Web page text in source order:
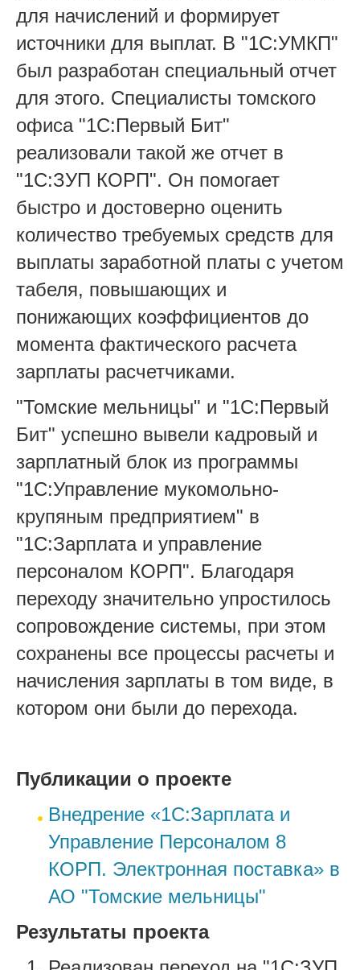
для начислений и формирует
источники для выплат. В "1С:УМКП"
был разработан специальный отчет
для этого. Специалисты томского
офиса "1С:Первый Бит"
реализовали такой же отчет в
"1С:ЗУП КОРП". Он помогает
быстро и достоверно оценить
количество требуемых средств для
выплаты заработной платы с учетом
табеля, повышающих и
понижающих коэффициентов до
момента фактического расчета
зарплаты расчетчиками.
"Томские мельницы" и "1С:Первый
Бит" успешно вывели кадровый и
зарплатный блок из программы
"1С:Управление мукомольно-
крупяным предприятием" в
"1С:Зарплата и управление
персоналом КОРП". Благодаря
переходу значительно упростилось
сопровождение системы, при этом
сохранены все процессы расчеты и
начисления зарплаты в том виде, в
котором они были до перехода.
Публикации о проекте
Внедрение «1С:Зарплата и
Управление Персоналом 8
КОРП. Электронная поставка» в
АО "Томские мельницы"
Результаты проекта